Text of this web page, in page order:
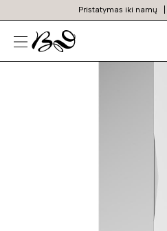
Pristatymas iki namų
Prekių
paieška
N